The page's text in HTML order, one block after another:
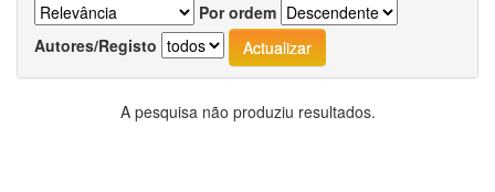
Por ordem
Autores/Registo
A pesquisa não produziu resultados.